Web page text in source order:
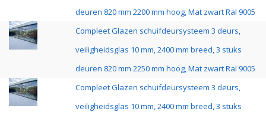
deuren 820 mm 2200 mm hoog, Mat zwart Ral 9005
Compleet Glazen schuifdeursysteem 3 deurs,
veiligheidsglas 10 mm, 2400 mm breed, 3 stuks
deuren 820 mm 2250 mm hoog, Mat zwart Ral 9005
Compleet Glazen schuifdeursysteem 3 deurs,
veiligheidsglas 10 mm, 2400 mm breed, 3 stuks